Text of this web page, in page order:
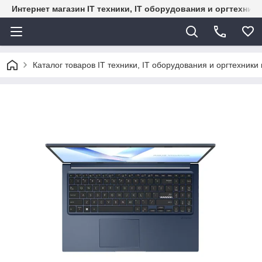
Интернет магазин IT техники, IT оборудования и
Каталог товаров IT техники, IT оборудования и